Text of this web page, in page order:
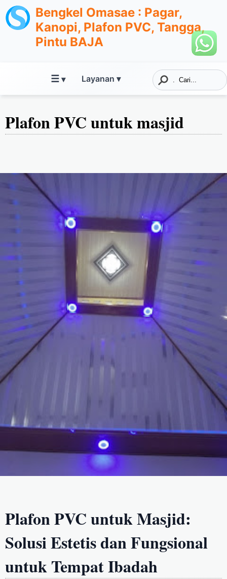
Bengkel Omasae : Pagar,
Kanopi, Plafon PVC, Tangga,
Pintu BAJA
☰ ▾ Layanan ▾
Plafon PVC untuk masjid
Plafon PVC untuk Masjid:
Solusi Estetis dan Fungsional
untuk Tempat Ibadah